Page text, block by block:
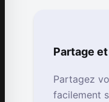
Partage
Partagez
facilement